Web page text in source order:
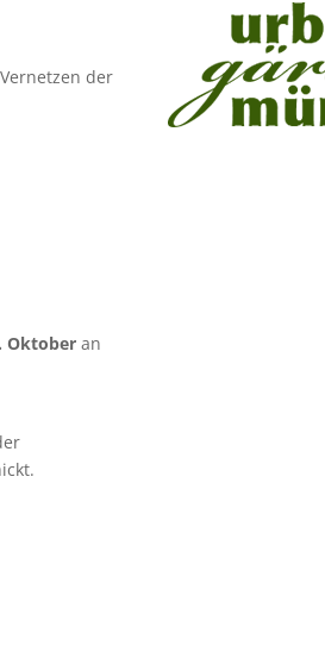
der
Oktober an